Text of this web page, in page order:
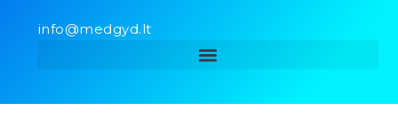
info@medgyd.lt